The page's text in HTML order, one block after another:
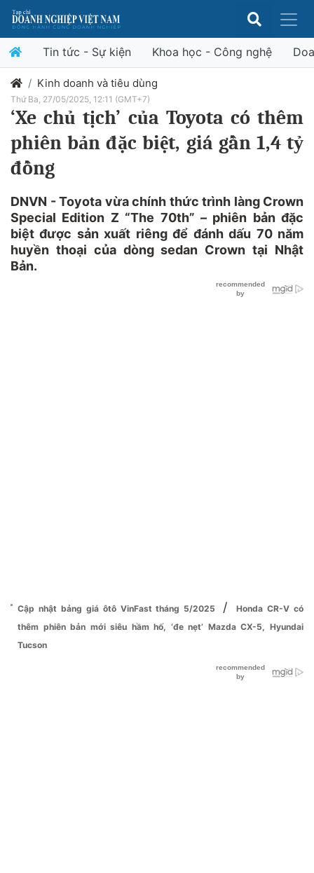
Tin tức - Sự kiện Khoa học - Công nghệ
Kinh doanh và tiêu dùng
Thứ Ba, 27/05/2025, 12:11 (GMT+7)
‘Xe chủ tịch’ của Toyota có thêm
phiên bản đặc biệt, giá gần 1,4 tỷ
đồng
DNVN - Toyota vừa chính thức trình làng Crown
Special Edition Z “The 70th” – phiên bản đặc
biệt được sản xuất riêng để đánh dấu 70 năm
huyền thoại của dòng sedan Crown tại Nhật
Bản.
Cập nhật bảng giá ôtô VinFast tháng 5/2025 /
Honda CR-V có
thêm phiên bản mới siêu hầm hố, ‘đe nẹt’ Mazda CX-5, Hyundai
Tucson